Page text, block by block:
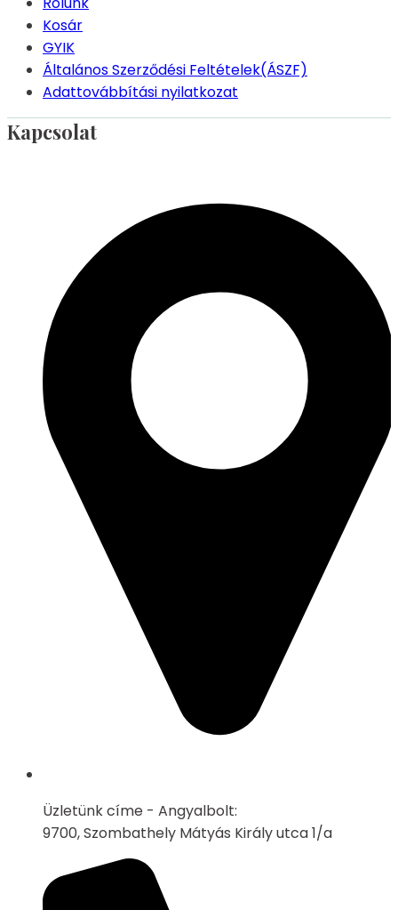
Kosár
GYIK
Általános Szerződési Feltételek(ÁSZF)
Adattovábbítási nyilatkozat
Kapcsolat
Üzletünk címe - Angyalbolt:
9700, Szombathely Mátyás Király utca 1/a